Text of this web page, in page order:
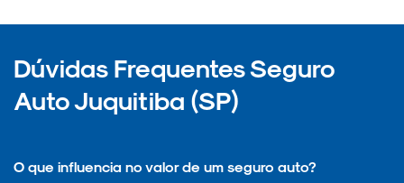
Dúvidas Frequentes Seguro
Auto Juquitiba (SP)
O que influencia no valor de um seguro auto?